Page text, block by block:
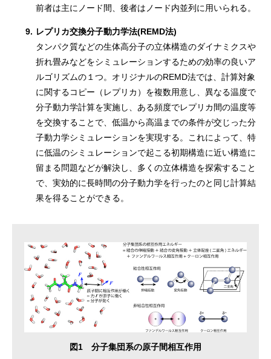
前者は主にノード間、後者はノード内並列に用いられる。
9. レプリカ交換分子動力学法(REMD法)
タンパク質などの生体高分子の立体構造のダイナミクスや
折れ畳みなどをシミュレーションするための効率の良いア
ルゴリズムの１つ。オリジナルのREMD法では、計算対象
に関するコピー（レプリカ）を複数用意し、異なる温度で
分子動力学計算を実施し、ある頻度でレプリカ間の温度等
を交換することで、低温から高温までの条件が交じった分
子動力学シミュレーションを実現する。これによって、特
に低温のシミュレーションで起こる初期構造に近い構造に
留まる問題などが解決し、多くの立体構造を探索すること
で、実効的に長時間の分子動力学を行ったのと同じ計算結
果を得ることができる。
図1 分子集団系の原子間相互作用